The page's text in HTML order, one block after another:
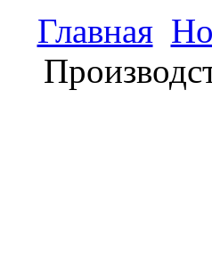
Главная